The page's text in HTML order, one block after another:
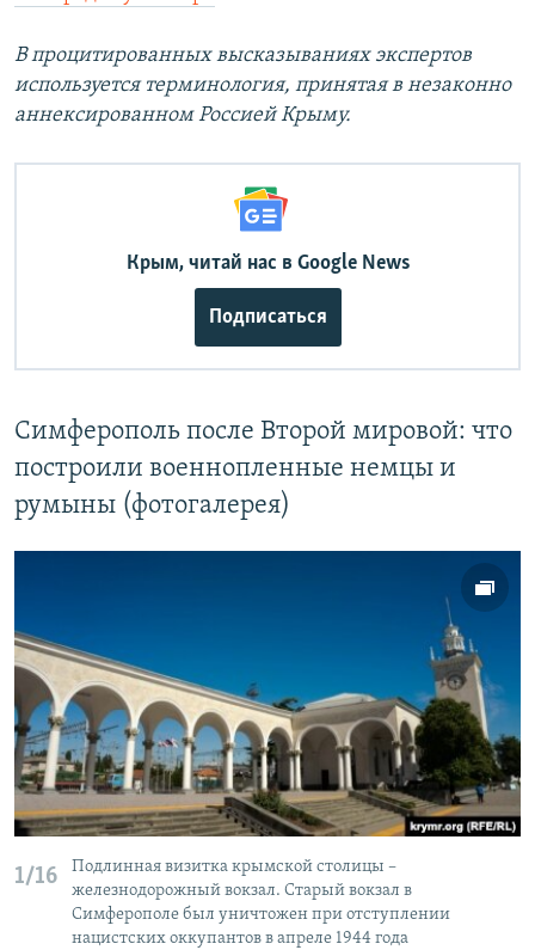
В процитированных высказываниях экспертов
используется терминология, принятая в незаконно
аннексированном Россией Крыму.
Крым, читай нас в Google News
Подписаться
Симферополь после Второй мировой: что
построили военнопленные немцы и
румыны (фотогалерея)
1/16
Подлинная визитка крымской столицы –
железнодорожный вокзал. Старый вокзал в
Симферополе был уничтожен при отступлении
нацистских оккупантов в апреле 1944 года